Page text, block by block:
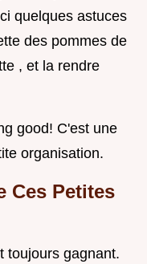
quelques astuces
des pommes de
, et la rendre
good! C'est une
organisation.
Ces Petites
toujours gagnant.